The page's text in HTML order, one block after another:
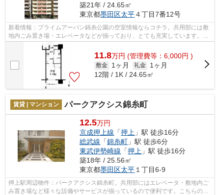
築21年 / 24.65㎡
東京都墨田区太平４丁目7番12号
新着情報：プライムアーバン錦糸公園の空室情報ならコチラ。共用部には敷
地内ごみ置き場・エレベータなどが揃っており、とても充実しています。2
沿線利用可能な物件です。陽当たりの良...
11.8万円 (管理費等：6,000円 )
敷金 1ヶ月 礼金
1ヶ月
12階 / 1K / 24.65㎡
賃貸 | マンション パークアクシス錦糸町
12.5万円
京成押上線 「押上 」駅 徒歩16分
総武線 「錦糸町 」駅 徒歩6分
東武伊勢崎線 「押上 」駅 徒歩16分
築18年 / 25.56㎡
東京都墨田区太平 １丁目6-9
押上駅周辺物件：パークアクシス錦糸町。共用部にはエレベータ・敷地内ご
み置き場など様々な設備やサービスが揃っているので便利です。こちらの物